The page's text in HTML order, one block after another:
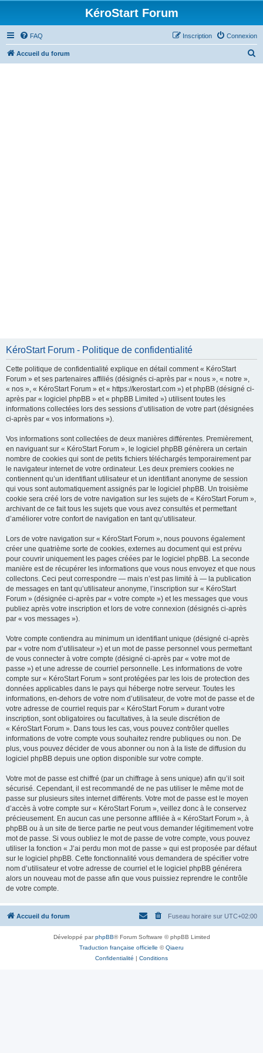
KéroStart Forum
FAQ Connexion
Inscription
Accueil du forum
KéroStart Forum - Politique de confidentialité
Cette politique de confidentialité explique en détail comment « KéroStart
Forum » et ses partenaires affiliés (désignés ci-après par « nous », « notre »,
« nos », « KéroStart Forum » et « https://kerostart.com ») et phpBB (désigné ci-
après par « logiciel phpBB » et « phpBB Limited ») utilisent toutes les
informations collectées lors des sessions d’utilisation de votre part (désignées
ci-après par « vos informations »).
Vos informations sont collectées de deux manières différentes. Premièrement,
en naviguant sur « KéroStart Forum », le logiciel phpBB génèrera un certain
nombre de cookies qui sont de petits fichiers téléchargés temporairement par
le navigateur internet de votre ordinateur. Les deux premiers cookies ne
contiennent qu’un identifiant utilisateur et un identifiant anonyme de session
qui vous sont automatiquement assignés par le logiciel phpBB. Un troisième
cookie sera créé lors de votre navigation sur les sujets de « KéroStart Forum »,
archivant de ce fait tous les sujets que vous avez consultés et permettant
d’améliorer votre confort de navigation en tant qu’utilisateur.
Lors de votre navigation sur « KéroStart Forum », nous pouvons également
créer une quatrième sorte de cookies, externes au document qui est prévu
pour couvrir uniquement les pages créées par le logiciel phpBB. La seconde
manière est de récupérer les informations que vous nous envoyez et que nous
collectons. Ceci peut correspondre — mais n’est pas limité à — la publication
de messages en tant qu’utilisateur anonyme, l’inscription sur « KéroStart
Forum » (désignée ci-après par « votre compte ») et les messages que vous
publiez après votre inscription et lors de votre connexion (désignés ci-après
par « vos messages »).
Votre compte contiendra au minimum un identifiant unique (désigné ci-après
par « votre nom d’utilisateur ») et un mot de passe personnel vous permettant
de vous connecter à votre compte (désigné ci-après par « votre mot de
passe ») et une adresse de courriel personnelle. Les informations de votre
compte sur « KéroStart Forum » sont protégées par les lois de protection des
données applicables dans le pays qui héberge notre serveur. Toutes les
informations, en-dehors de votre nom d’utilisateur, de votre mot de passe et de
votre adresse de courriel requis par « KéroStart Forum » durant votre
inscription, sont obligatoires ou facultatives, à la seule discrétion de
« KéroStart Forum ». Dans tous les cas, vous pouvez contrôler quelles
informations de votre compte vous souhaitez rendre publiques ou non. De
plus, vous pouvez décider de vous abonner ou non à la liste de diffusion du
logiciel phpBB depuis une option disponible sur votre compte.
Votre mot de passe est chiffré (par un chiffrage à sens unique) afin qu’il soit
sécurisé. Cependant, il est recommandé de ne pas utiliser le même mot de
passe sur plusieurs sites internet différents. Votre mot de passe est le moyen
d’accès à votre compte sur « KéroStart Forum », veillez donc à le conservez
précieusement. En aucun cas une personne affiliée à « KéroStart Forum », à
phpBB ou à un site de tierce partie ne peut vous demander légitimement votre
mot de passe. Si vous oubliez le mot de passe de votre compte, vous pouvez
utiliser la fonction « J’ai perdu mon mot de passe » qui est proposée par défaut
sur le logiciel phpBB. Cette fonctionnalité vous demandera de spécifier votre
nom d’utilisateur et votre adresse de courriel et le logiciel phpBB générera
alors un nouveau mot de passe afin que vous puissiez reprendre le contrôle
de votre compte.
Accueil du forum Fuseau horaire sur UTC+02:00
Développé parphpBB® Forum Software © phpBB Limited
Traduction française officielle ©Qiaeru
Confidentialité | Conditions